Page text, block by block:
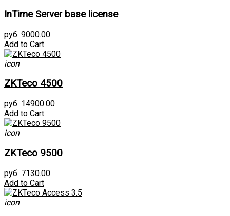
InTime Server base license
руб. 9000.00
Add to Cart
icon
ZKTeco 4500
руб. 14900.00
Add to Cart
icon
ZKTeco 9500
руб. 7130.00
Add to Cart
icon